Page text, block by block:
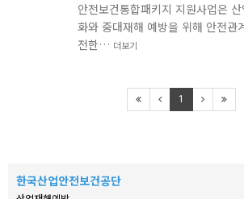
안전보건통합패키지 지원사업은
화와 중대재해 예방을 위해 안전관
전한… 더보기
1
한국산업안전보건공단